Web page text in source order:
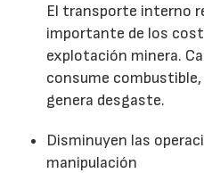
El transporte interno
importante de los
explotación minera.
consume
genera desgaste.
Disminuyen las
manipulación